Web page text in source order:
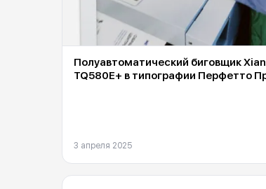
Полуавтоматический биговщик
TQ580E+ в типографии Перфетто
3 апреля 2025